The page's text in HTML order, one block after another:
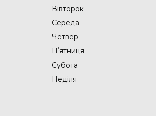
Вівторок
Середа
Четвер
Пʼятниця
Субота
Неділя